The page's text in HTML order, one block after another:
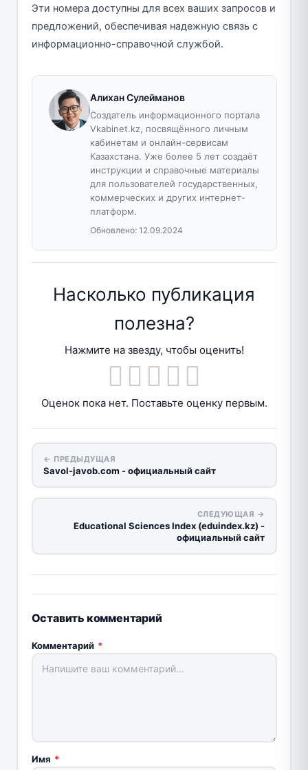
Эти номера доступны для всех ваших запросов и
предложений, обеспечивая надежную связь с
информационно-справочной службой.
Алихан Сулейманов
Создатель информационного портала
Vkabinet.kz, посвящённого личным
кабинетам и онлайн-сервисам
Казахстана. Уже более 5 лет создаёт
инструкции и справочные материалы
для пользователей государственных,
коммерческих и других интернет-
платформ.
Обновлено: 12.09.2024
Насколько публикация
полезна?
Нажмите на звезду, чтобы оценить!
Оценок пока нет. Поставьте оценку первым.
← ПРЕДЫДУЩАЯ
Savol-javob.com - официальный сайт
СЛЕДУЮЩАЯ →
Educational Sciences Index (eduindex.kz) -
официальный сайт
Оставить комментарий
Комментарий *
Имя *